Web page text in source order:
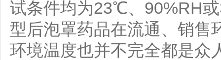
试条件均为23℃、90%RH
型后泡罩药品在流通、销售
环境温度也并不完全都是